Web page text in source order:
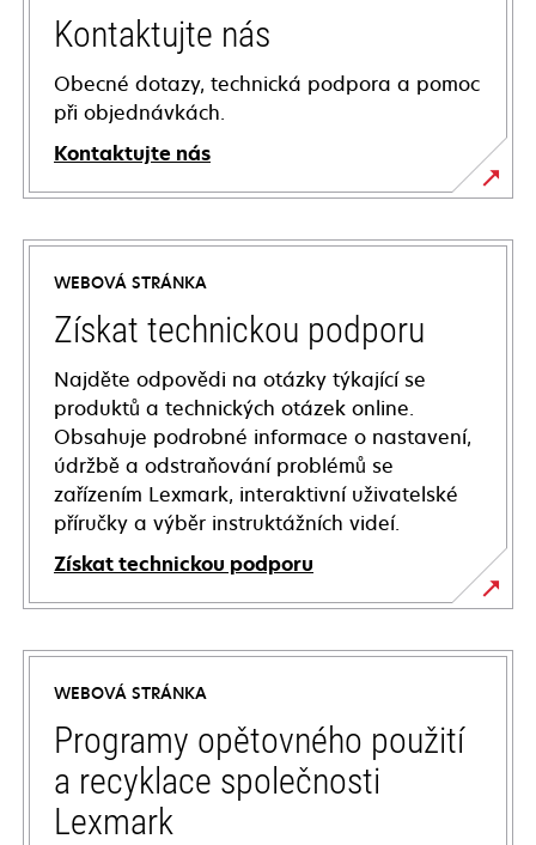
Kontaktujte nás
Obecné dotazy, technická podpora a pomoc
při objednávkách.
Kontaktujte nás
WEBOVÁ STRÁNKA
Získat technickou podporu
Najděte odpovědi na otázky týkající se
produktů a technických otázek online.
Obsahuje podrobné informace o nastavení,
údržbě a odstraňování problémů se
zařízením Lexmark, interaktivní uživatelské
příručky a výběr instruktážních videí.
Získat technickou podporu
opens
in
new
tab
WEBOVÁ STRÁNKA
Programy opětovného použití
a recyklace společnosti
Lexmark